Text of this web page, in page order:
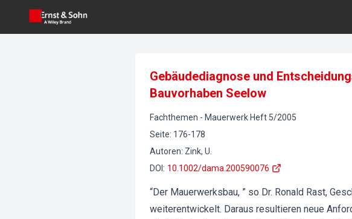
Gebäudediagnose und
Bauvorhaben Seelow
Fachthemen - Mauerwerk Heft 5/2005
Seite: 176-178
Autoren: Zink, U.
DOI : 10.1002/dama.200590076
“Der Mauerwerksbau, ” so Dr. Ronald Rast,
weiterentwickelt. Daraus resultieren neue